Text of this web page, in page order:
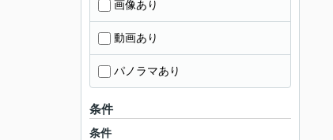
画像あり
動画あり
パノラマあり
条件
条件